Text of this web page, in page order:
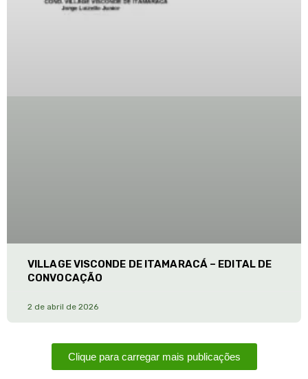
VILLAGE VISCONDE DE ITAMARACÁ – EDITAL DE
CONVOCAÇÃO
2 de abril de 2026
Clique para carregar mais publicações